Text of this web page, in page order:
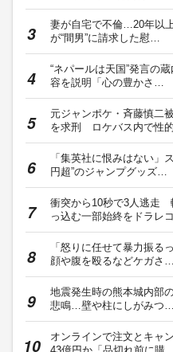
妻が自宅で不倫…20年以
が“間男”に請求した慰…
“ネパールは天国”発言の
容を説明「心の豊かさ…
元ジャンポケ・斉藤慎二
を求刑 ロケバス内で性
「集英社に恨みはない」
円超”のジャンプグッズ…
衝突から10秒で3人逃走
っ込む一部始終をドラレ
「怒りに任せて暴力振る
顔や腹を殴るなどケガさ…
地震発生時の熊本城内部
悲鳴…壁や柱にしがみつ…
オンラインで注文とキャ